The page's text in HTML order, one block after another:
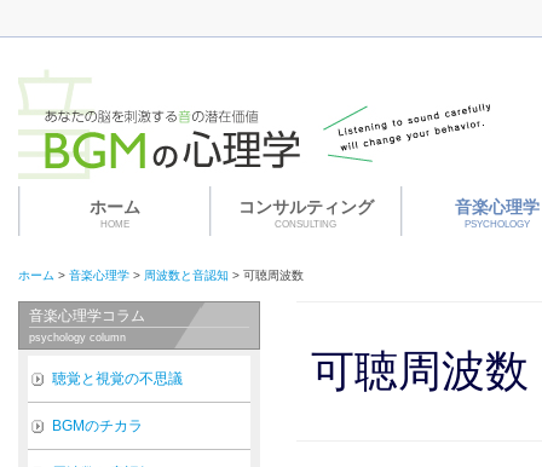
ホーム > 音楽心理学 > 周波数と音認知 > 可聴周波数
可聴周波数
音楽心理学コラム
psychology column
聴覚と視覚の不思議
BGMのチカラ
ホーム
HOME
コンサルティング
CONSULTING
音楽心理学
PSYCHOLOGY